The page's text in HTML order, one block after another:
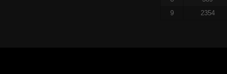
9
2354